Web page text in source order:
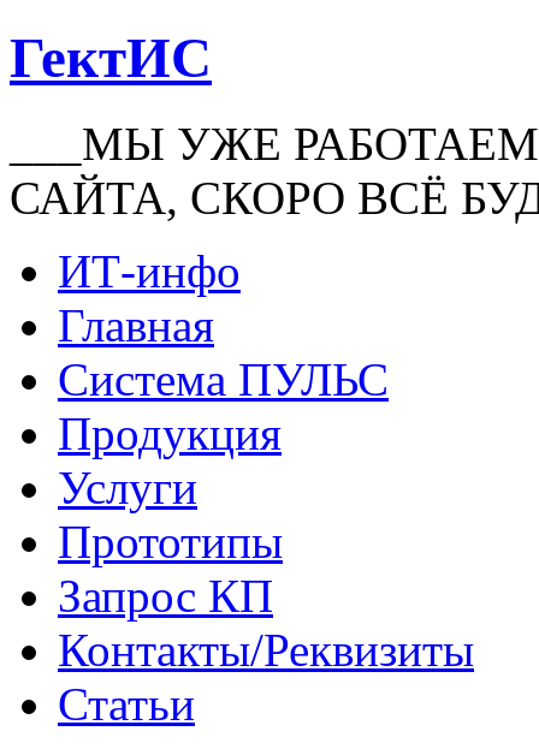
ГектИС
___МЫ УЖЕ
САЙТА, СКОРО ВСЁ
ИТ-инфо
Главная
Система ПУЛЬС
Продукция
Услуги
Прототипы
Запрос КП
Контакты/Реквизиты
Статьи